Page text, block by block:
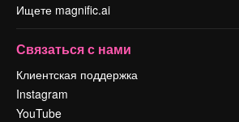
Ищете magnific.ai
Связаться с нами
Клиентская поддержка
Instagram
YouTube